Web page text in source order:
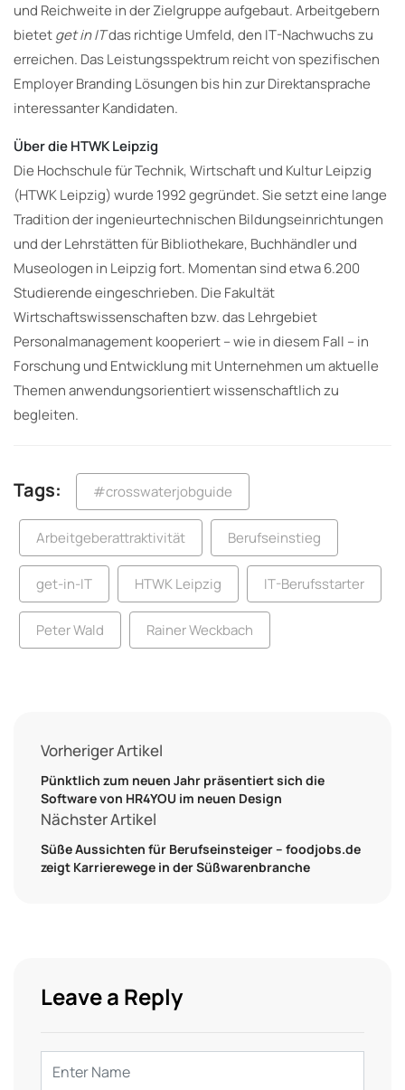
und Reichweite in der Zielgruppe aufgebaut. Arbeitgebern
bietetget in ITdas richtige Umfeld, den IT-Nachwuchs zu
erreichen. Das Leistungsspektrum reicht von spezifischen
Employer Branding Lösungen bis hin zur Direktansprache
interessanter Kandidaten.
Über die HTWK Leipzig
Die Hochschule für Technik, Wirtschaft und Kultur Leipzig
(HTWK Leipzig) wurde 1992 gegründet. Sie setzt eine lange
Tradition der ingenieurtechnischen Bildungseinrichtungen
und der Lehrstätten für Bibliothekare, Buchhändler und
Museologen in Leipzig fort. Momentan sind etwa 6.200
Studierende eingeschrieben. Die Fakultät
Wirtschaftswissenschaften bzw. das Lehrgebiet
Personalmanagement kooperiert – wie in diesem Fall – in
Forschung und Entwicklung mit Unternehmen um aktuelle
Themen anwendungsorientiert wissenschaftlich zu
begleiten.
Tags: #crosswaterjobguide
Arbeitgeberattraktivität Berufseinstieg
get-in-IT HTWK Leipzig IT-Berufsstarter
Peter Wald Rainer Weckbach
Vorheriger Artikel
Pünktlich zum neuen Jahr präsentiert sich die
Software von HR4YOU im neuen Design
Nächster Artikel
Süße Aussichten für Berufseinsteiger – foodjobs.de
zeigt Karrierewege in der Süßwarenbranche
Leave a Reply